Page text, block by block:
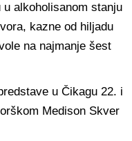
alkoholisanom stanju
kazne od hiljadu
na najmanje šest
u Čikagu 22. i
Medison Skver